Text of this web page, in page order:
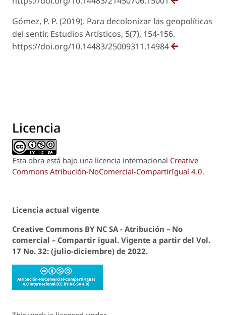
Gómez, P. P. (2019). Para decolonizar las geopolíticas
del sentir. Estudios Artísticos, 5(7), 154-156.
https://doi.org/10.14483/25009311.14984
Licencia
Esta obra está bajo una licencia internacional Creative
Commons Atribución-NoComercial-CompartirIgual 4.0.
Licencia actual vigente
Creative Commons BY NC SA - Atribución – No
comercial – Compartir igual. Vigente a partir del Vol.
17 No. 32: (julio-diciembre) de 2022.